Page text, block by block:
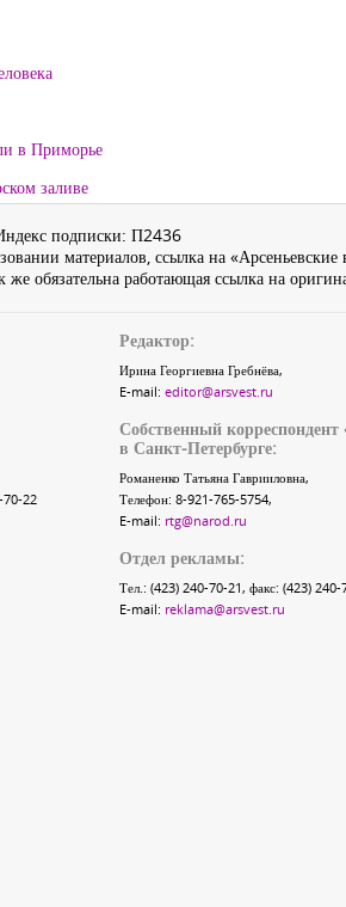
в Приморье
заливе
подписки: П2436
материалов, ссылка на «Арсеньевские
обязательна работающая ссылка на
70-22
Редактор:
Ирина Георгиевна Гребнёва,
E-mail: editor@arsvest.ru
Собственный корреспондент
в Санкт-Петербурге:
Романенко Татьяна Гаврииловна,
Телефон: 8-921-765-5754,
E-mail: rtg@narod.ru
Отдел рекламы:
Тел.: (423) 240-70-21, факс: (423) 240-
E-mail: reklama@arsvest.ru